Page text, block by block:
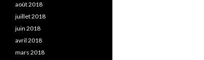
août 2018
juillet 2018
juin 2018
avril 2018
mars 2018